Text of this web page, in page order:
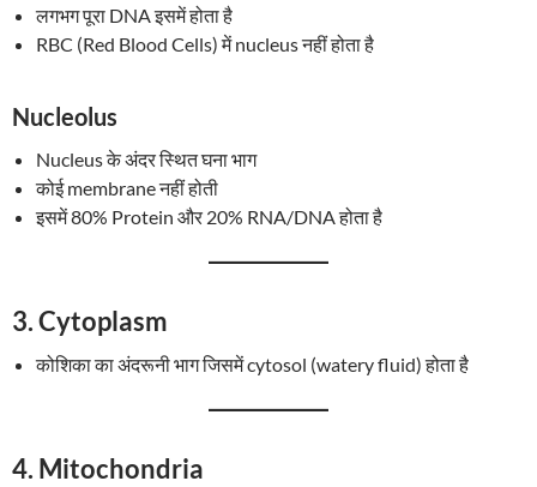
लगभग पूरा DNA इसमें होता है
RBC (Red Blood Cells) में nucleus नहीं होता है
Nucleolus
Nucleus के अंदर स्थित घना भाग
कोई membrane नहीं होती
इसमें 80% Protein और 20% RNA/DNA होता है
3.Cytoplasm
कोशिका का अंदरूनी भाग जिसमें cytosol (watery fluid) होता है
4. Mitochondria